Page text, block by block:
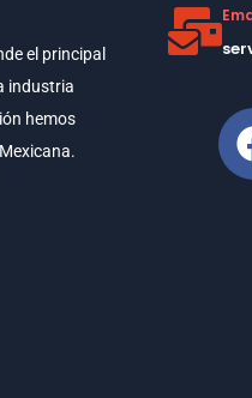
el principal
industria
hemos